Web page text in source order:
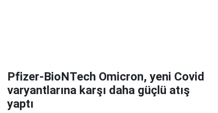
Pfizer-BioNTech Omicron, yeni Covid
varyantlarına karşı daha güçlü atış
yaptı